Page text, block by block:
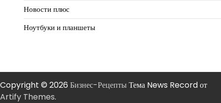
Новости плюс
Ноутбуки и планшеты
Copyright © 2026 Бизнес-РецептыТема News Record от
Artify Themes.